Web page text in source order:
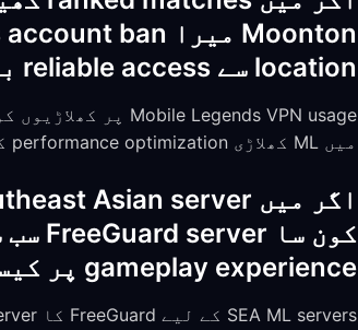
location سے reliable access برقرار رکھنے کے سب سے مؤثر طریقے کیا ہیں؟
میں ML کھلاڑی performance optimization کے لیے استعمال کرتے ہیں۔
gameplay experience پر کیسا performance impact توقع کرنا چاہیے؟